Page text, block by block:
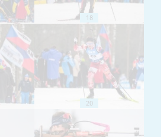
18
20